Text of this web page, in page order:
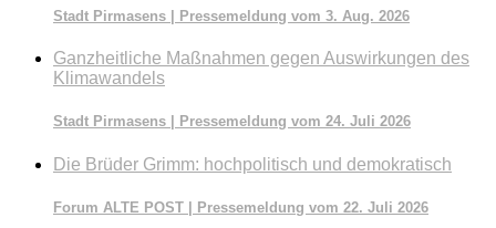
Stadt Pirmasens | Pressemeldung vom 3. Aug. 2026
Ganzheitliche Maßnahmen gegen Auswirkungen des
Klimawandels
Stadt Pirmasens | Pressemeldung vom 24. Juli 2026
Die Brüder Grimm: hochpolitisch und demokratisch
Forum ALTE POST | Pressemeldung vom 22. Juli 2026